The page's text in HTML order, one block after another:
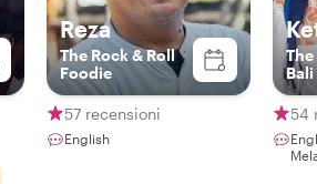
Reza
The Rock & Roll
Foodie
57 recensioni
English
Bali
54